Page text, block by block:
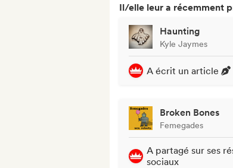
Il/elle leur a récemment
Haunting
Kyle Jaymes
A écrit un article
Broken Bones
Femegades
A partagé sur ses
sociaux